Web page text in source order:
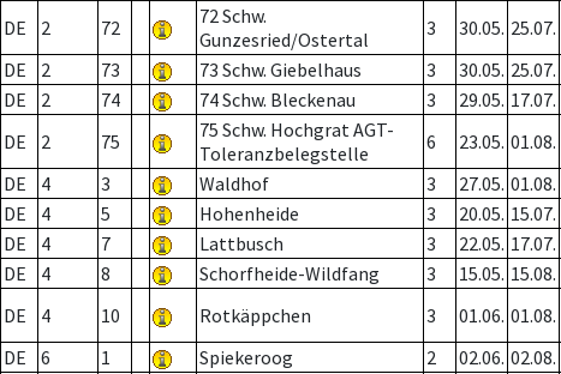
DE 2 72
72 Schw.
Gunzesried/Ostertal
3 30.05. 25.07.
DE
2 73 73 Schw. Giebelhaus 3 30.05. 25.07.
DE
2 74 74 Schw. Bleckenau 3 29.05. 17.07.
DE
2 75
75 Schw. Hochgrat AGT-
Toleranzbelegstelle
6 23.05. 01.08.
DE
4 3 Waldhof 3 27.05. 01.08.
DE
4 5 Hohenheide 3 20.05. 15.07.
DE
4 7 Lattbusch 3 22.05. 17.07.
DE
4 8 Schorfheide-Wildfang 3 15.05. 15.08.
DE
4 10 Rotkäppchen 3 01.06. 01.08.
DE
6 1 Spiekeroog 2 02.06. 02.08.